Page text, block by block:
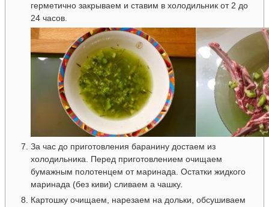
герметично закрываем и ставим в холодильник от 2 до
24 часов.
За час до приготовления баранину достаем из
холодильника. Перед приготовлением очищаем
бумажным полотенцем от маринада. Остатки жидкого
маринада (без киви) сливаем а чашку.
Картошку очищаем, нарезаем на дольки, обсушиваем